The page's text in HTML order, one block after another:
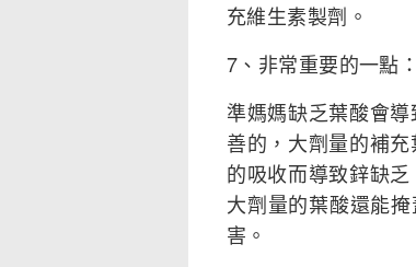
充維生素製劑。
7、非常重要的一點
準媽媽缺乏葉酸會
善的，大劑量的補
的吸收而導致鋅缺
大劑量的葉酸還能
害。